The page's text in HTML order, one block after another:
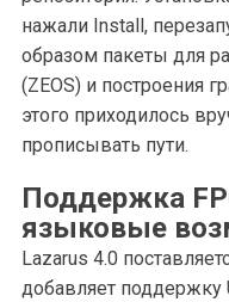
нажали Install,
образом пакеты для
(ZEOS) и построения
этого приходилось
прописывать пути.
Поддержка
языковые
Lazarus 4.0
добавляет поддержку